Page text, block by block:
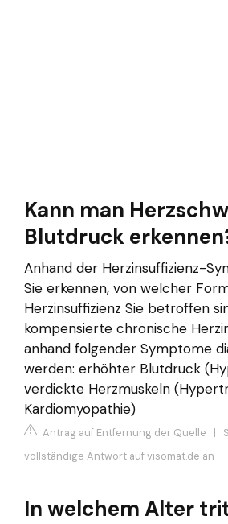
Kann man
Blutdruck
Anhand der Herzinsuffizienz-
Sie erkennen, von welcher
Herzinsuffizienz Sie betroffen
kompensierte chronische
anhand folgender Symptome
werden: erhöhter Blutdruck
verdickte Herzmuskeln
Kardiomyopathie)
Antrag auf Entfernung der Quelle |
vollständige Antwort auf visomat.de an
In welchem Alter